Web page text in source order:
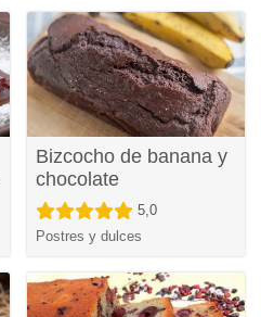
Bizcocho de banana y
chocolate
5,0
Postres y dulces